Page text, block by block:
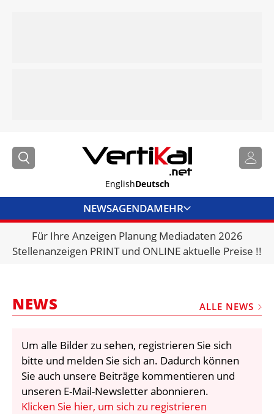
EnglishDeutsch
NEWSAGENDAMEHR
BRANCHENLINKS
VERMIETER
VIDEOS
BIBLIOTHEK
KRAN & BÜHNE
Für Ihre Anzeigen Planung Mediadaten 2026
Stellenanzeigen PRINT und ONLINE aktuelle Preise !!
NEWS ALLE NEWS
Um alle Bilder zu sehen, registrieren Sie sich
bitte und melden Sie sich an. Dadurch können
Sie auch unsere Beiträge kommentieren und
unseren E-Mail-Newsletter abonnieren.
Klicken Sie hier, um sich zu registrieren